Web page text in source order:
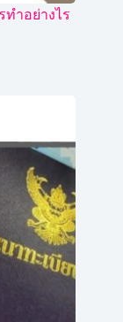
ทำอย่างไร